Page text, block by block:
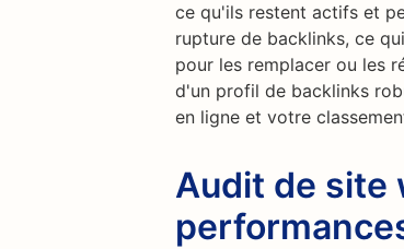
ce qu'ils restent actifs et
rupture de backlinks, ce
pour les remplacer ou les
d'un profil de backlinks
en ligne et votre
Audit de site